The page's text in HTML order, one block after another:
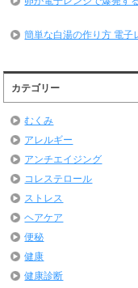
簡単な白湯の作り方 電子
カテゴリー
むくみ
アレルギー
アンチエイジング
コレステロール
ストレス
ヘアケア
便秘
健康
健康診断